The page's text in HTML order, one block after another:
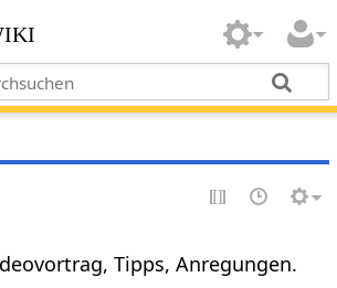
Tipps, Anregungen.